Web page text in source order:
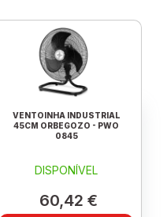
VENTOINHA INDUSTRIAL
45CM ORBEGOZO - PWO
0845
DISPONÍVEL
60,42 €